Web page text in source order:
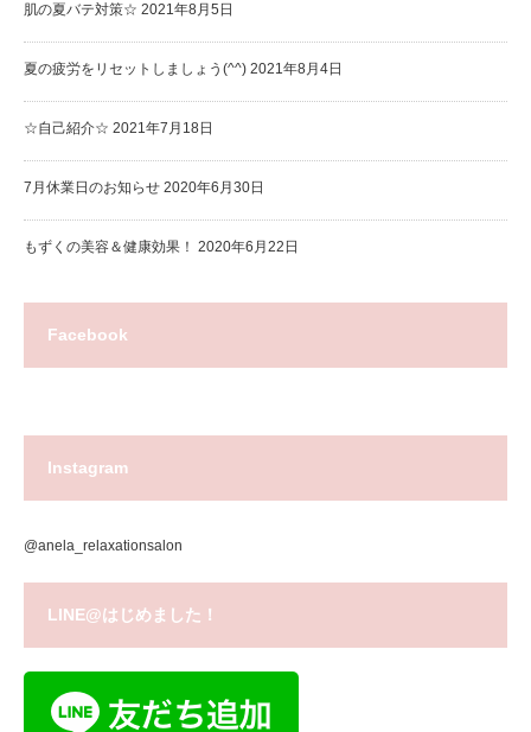
肌の夏バテ対策☆ 2021年8月5日
夏の疲労をリセットしましょう(^^) 2021年8月4日
☆自己紹介☆ 2021年7月18日
7月休業日のお知らせ 2020年6月30日
もずくの美容＆健康効果！ 2020年6月22日
Facebook
Instagram
@anela_relaxationsalon
LINE@はじめました！